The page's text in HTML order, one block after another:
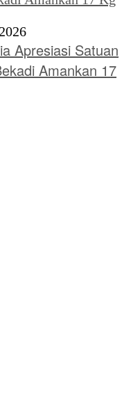
Apresiasi Satuan
Amankan 17